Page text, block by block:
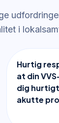
i
Hurtig
at din
dig
akutte